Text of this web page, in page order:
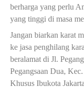
berharga yang perlu
yang tinggi di masa
Jangan biarkan karat
ke jasa penghilang
beralamat di Jl.
Pegangsaan Dua,
Khusus Ibukota